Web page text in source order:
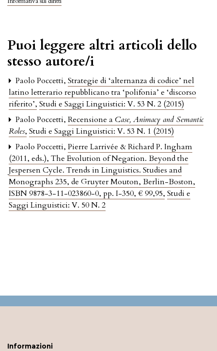
Puoi leggere altri articoli dello
stesso autore/i
Paolo Poccetti, Strategie di ‘alternanza di codice’ nel
latino letterario repubblicano tra ‘polifonia’ e ‘discorso
riferito’, Studi e Saggi Linguistici: V. 53 N. 2 (2015)
Paolo Poccetti, Recensione a Case, Animacy and Semantic
Roles, Studi e Saggi Linguistici: V. 53 N. 1 (2015)
Paolo Poccetti, Pierre Larrivée & Richard P. Ingham
(2011, eds.), The Evolution of Negation. Beyond the
Jespersen Cycle. Trends in Linguistics. Studies and
Monographs 235, de Gruyter Mouton, Berlin-Boston,
ISBN 9878-3-11-023860-0, pp. I-350, € 99,95, Studi e
Saggi Linguistici: V. 50 N. 2
Informazioni